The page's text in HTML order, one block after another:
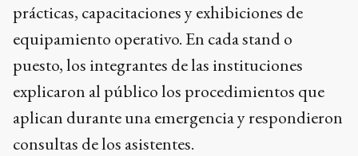
prácticas, capacitaciones y exhibiciones de
equipamiento operativo. En cada stand o
puesto, los integrantes de las instituciones
explicaron al público los procedimientos que
aplican durante una emergencia y respondieron
consultas de los asistentes.